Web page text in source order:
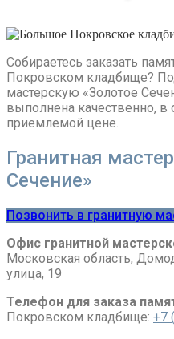
Собираетесь заказать
Покровском кладбище?
мастерскую «Золотое
выполнена качественно, в
приемлемой цене.
Гранитная
Сечение»
Позвонить в гранитную
Офис гранитной
Московская область,
улица, 19
Телефон для заказа
Покровском кладбище: +7